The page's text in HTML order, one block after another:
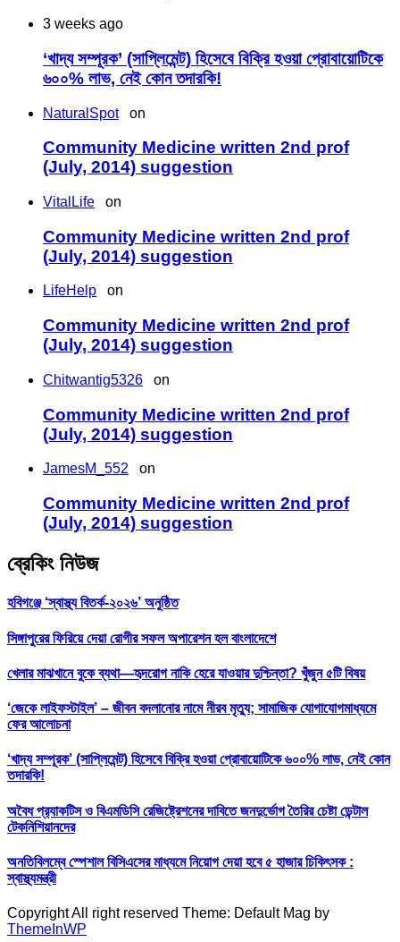
3 weeks ago
‘খাদ্য সম্পূরক’ (সাপ্লিমেন্ট) হিসেবে বিক্রি হওয়া প্রোবায়োটিকে
৬০০% লাভ, নেই কোন তদারকি!
NaturalSpoton
Community Medicine written 2nd prof
(July, 2014) suggestion
VitalLife on
Community Medicine written 2nd prof
(July, 2014) suggestion
LifeHelp on
Community Medicine written 2nd prof
(July, 2014) suggestion
Chitwantig5326 on
Community Medicine written 2nd prof
(July, 2014) suggestion
JamesM_552 on
Community Medicine written 2nd prof
(July, 2014) suggestion
ব্রেকিং নিউজ
হবিগঞ্জে ‘স্বাস্থ্য বিতর্ক-২০২৬’ অনুষ্ঠিত
সিঙ্গাপুরের ফিরিয়ে দেয়া রোগীর সফল অপারেশন হল বাংলাদেশে
খেলার মাঝখানে বুকে ব্যথা—হৃদরোগ নাকি হেরে যাওয়ার দুশ্চিন্তা? খুঁজুন ৫টি বিষয়
‘জেকে লাইফস্টাইল’ – জীবন বদলানোর নামে নীরব মৃত্যু; সামাজিক যোগাযোগমাধ্যমে
ফের আলোচনা
‘খাদ্য সম্পূরক’ (সাপ্লিমেন্ট) হিসেবে বিক্রি হওয়া প্রোবায়োটিকে ৬০০% লাভ, নেই কোন
তদারকি!
অবৈধ প্র‍্যাকটিস ও বিএমডিসি রেজিষ্ট্রেশনের দাবিতে জনদুর্ভোগ তৈরির চেষ্টা ডেন্টাল
টেকনিশিয়ানদের
অনতিবিলম্বে স্পেশাল বিসিএসের মাধ্যমে নিয়োগ দেয়া হবে ৫ হাজার চিকিৎসক :
স্বাস্থ্যমন্ত্রী
Copyright All right reserved Theme: Default Mag by
ThemeInWP